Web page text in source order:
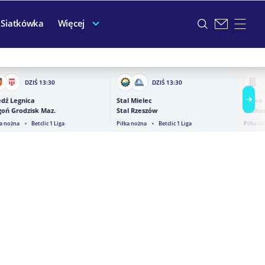
Siatkówka Więcej
DZIŚ 13:30
Legnica
Grodzisk Maz.
nożna Betclic 1 Liga
DZIŚ 13:30
Stal Mielec
Stal Rzeszów
Piłka nożna Betclic 1 Liga
Stoke
Piłka